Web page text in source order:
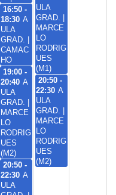
ULA
GRAD. |
MARCE
LO
RODRIG
UES
(M1)
20:50 -
22:30 A
ULA
20:50 -
22:30 A
ULA
GRAD. |
MARCE
LO
RODRIG
UES
(M2)
19:00 -
20:40 A
ULA
GRAD. |
MARCE
LO
RODRIG
UES
(M2)
16:50 -
18:30 A
ULA
GRAD. |
CAMAC
HO